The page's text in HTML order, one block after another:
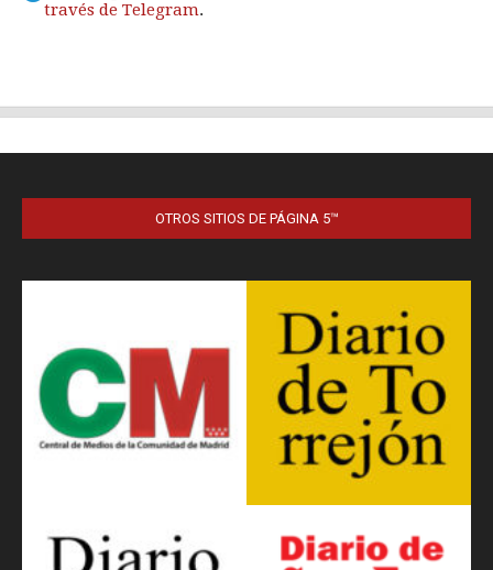
OTROS SITIOS DE PÁGINA 5™